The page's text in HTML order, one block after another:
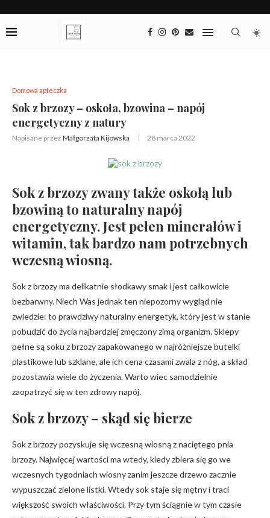
Domowa apteczka
Sok z brzozy – oskoła, bzowina – napój
energetyczny z natury
Napisane przez Małgorzata Kijowska 28 marca 2022
Sok z brzozy zwany także oskołą lub
bzowiną to naturalny napój
energetyczny. Jest pełen minerałów i
witamin, tak bardzo nam potrzebnych
wczesną wiosną.
Sok z brzozy ma delikatnie słodkawy smak i jest całkowicie
bezbarwny. Niech Was jednak ten niepozorny wygląd nie
zwiedzie: to prawdziwy naturalny energetyk, który jest w stanie
pobudzić do życia najbardziej zmęczony zimą organizm. Sklepy
pełne są soku z brzozy zapakowanego w najróżniejsze butelki
plastikowe lub szklane, ale ich cena czasami zwala z nóg, a skład
pozostawia wiele do życzenia. Warto wiec samodzielnie
zaopatrzyć się w ten zdrowy napój.
Sok z brzozy – skąd się bierze
Sok z brzozy pozyskuje się wczesną wiosną z naciętego pnia
brzozy. Najwięcej wartości ma wtedy, kiedy zbiera się go we
wczesnych tygodniach wiosny zanim jeszcze drzewo zacznie
wypuszczać zielone listki. Wtedy sok staje się mętny i traci
większość swoich właściwości. Przy tym ściągnie w tym czasie